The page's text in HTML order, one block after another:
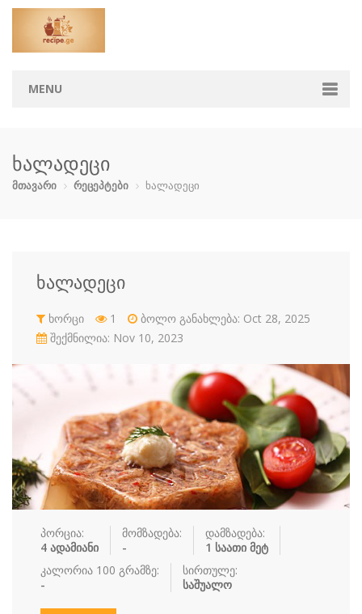
MENU
კატეგორიები
კოქტეილები მაკარონი
ნამცხვრები ნაყინი
სასმელები სოუსი
სუპები სუში ტკბილეული ფასტ ფუდი
ფასტ ფუდი ფუნთუშები ქათამი ქართული
ყავა ჩაი ცომეული ხორცი
ჯანსაღი კვ…
რეცეპტები
ხალადეცი
მთავარი რეცეპტები ხალადეცი
ხალადეცი
ხორცი 1
ბოლო განახლება: Oct 28, 2025
შექმნილია: Nov 10, 2023
პორცია:
4 ადამიანი
მომზადება:
-
დამზადება:
1 საათი მეტ
კალორია 100 გრამზე:
-
სირთულე:
საშუალო